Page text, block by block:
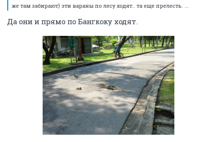
же там забирают) эти вараны по лесу ходят.. та еще прелесть. ...
Да они и прямо по Бангкоку ходят.